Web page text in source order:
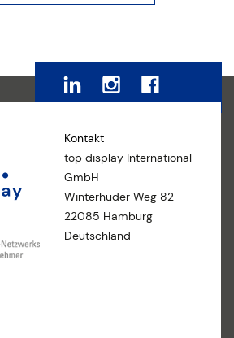
Kontakt
top display International
GmbH
Winterhuder Weg 82
22085 Hamburg
Deutschland